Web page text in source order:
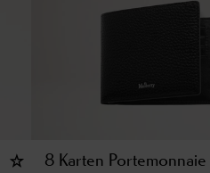
8 Karten Portemonnaie